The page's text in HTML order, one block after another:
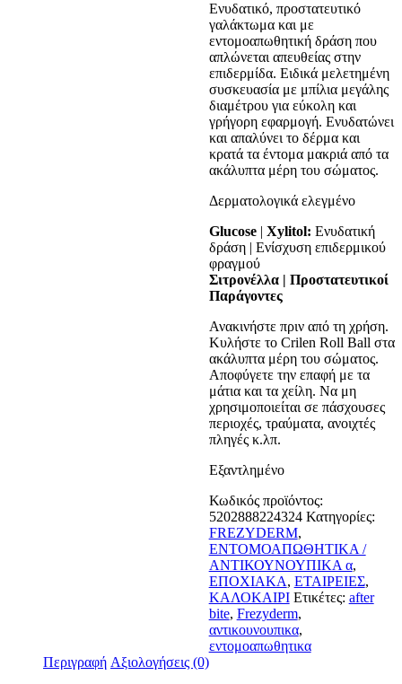
Ενυδατικό, προστατευτικό
γαλάκτωμα και με
εντομοαπωθητική δράση που
απλώνεται απευθείας στην
επιδερμίδα. Ειδικά μελετημένη
συσκευασία με μπίλια μεγάλης
διαμέτρου για εύκολη και
γρήγορη εφαρμογή. Ενυδατώνει
και απαλύνει το δέρμα και
κρατά τα έντομα μακριά από τα
ακάλυπτα μέρη του σώματος.
Δερματολογικά ελεγμένο
Glucose | Xylitol: Ενυδατική
δράση | Eνίσχυση επιδερμικού
φραγμού
Σιτρονέλλα | Προστατευτικοί
Παράγοντες
Ανακινήστε πριν από τη χρήση.
Κυλήστε το Crilen Roll Ball στα
ακάλυπτα μέρη του σώματος.
Αποφύγετε την επαφή με τα
μάτια και τα χείλη. Να μη
χρησιμοποιείται σε πάσχουσες
περιοχές, τραύματα, ανοιχτές
πληγές κ.λπ.
Εξαντλημένο
Κωδικός προϊόντος:
5202888224324 Κατηγορίες:
FREZYDERM,
ΕΝΤΟΜΟΑΠΩΘΗΤΙΚΑ /
ΑΝΤΙΚΟΥΝΟΥΠΙΚΑ α,
ΕΠΟΧΙΑΚΑ, ΕΤΑΙΡΕΙΕΣ,
ΚΑΛΟΚΑΙΡΙ Ετικέτες: after
bite, Frezyderm,
αντικουνουπικα,
εντομοαπωθητικα
Περιγραφή Αξιολογήσεις (0)